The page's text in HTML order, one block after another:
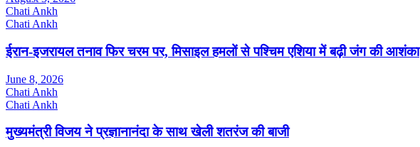
Chati Ankh
Chati Ankh
ईरान-इजरायल तनाव फिर चरम पर, मिसाइल हमलों से पश्चिम एशिया में बढ़ी जंग की आशंका
June 8, 2026
Chati Ankh
Chati Ankh
मुख्यमंत्री विजय ने प्रज्ञानानंदा के साथ खेली शतरंज की बाजी